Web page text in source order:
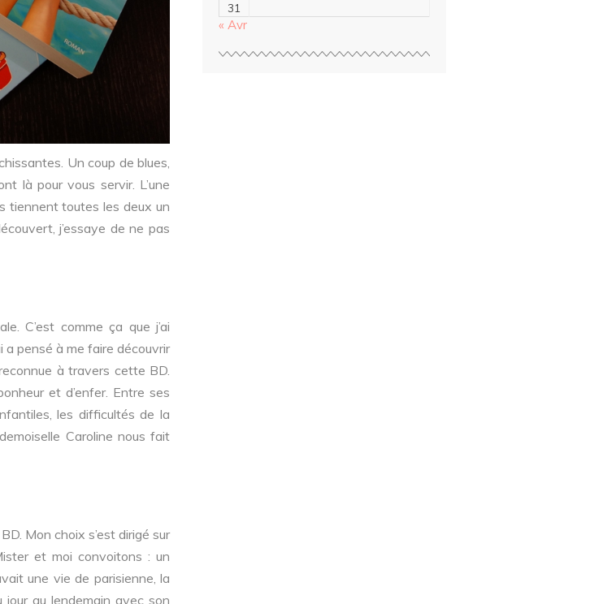
Un coup de blues,
là pour vous servir. L’une
tiennent toutes les deux un
j’essaye de ne pas
C’est comme ça que j’ai
a pensé à me faire découvrir
à travers cette BD.
et d’enfer. Entre ses
les difficultés de la
Caroline nous fait
Mon choix s’est dirigé sur
et moi convoitons : un
une vie de parisienne, la
au lendemain avec son
31
« Avr